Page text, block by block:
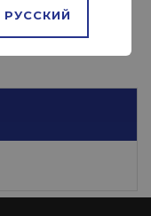
РУССКИЙ